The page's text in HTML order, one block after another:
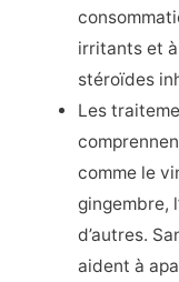
irritants et
stéroïdes
Les
comme le
gingembre,
d’autres.
aident à